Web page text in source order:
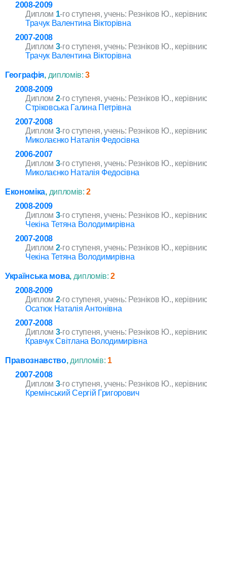
2008-2009
Диплом 1-го ступеня, учень: Резніков Ю., керівник:
Трачук Валентина Вікторівна
2007-2008
Диплом 3-го ступеня, учень: Резніков Ю., керівник:
Трачук Валентина Вікторівна
Географія, дипломів:3
2008-2009
Диплом 2-го ступеня, учень: Резніков Ю., керівник:
Стріковська Галина Петрівна
2007-2008
Диплом 3-го ступеня, учень: Резніков Ю., керівник:
Миколаєнко Наталія Федосівна
2006-2007
Диплом 3-го ступеня, учень: Резніков Ю., керівник:
Миколаєнко Наталія Федосівна
Економіка, дипломів:2
2008-2009
Диплом 3-го ступеня, учень: Резніков Ю., керівник:
Чекіна Тетяна Володимирівна
2007-2008
Диплом 2-го ступеня, учень: Резніков Ю., керівник:
Чекіна Тетяна Володимирівна
Українська мова, дипломів:2
2008-2009
Диплом 2-го ступеня, учень: Резніков Ю., керівник:
Осатюк Наталія Антонівна
2007-2008
Диплом 3-го ступеня, учень: Резніков Ю., керівник:
Кравчук Світлана Володимирівна
Правознавство, дипломів: 1
2007-2008
Диплом 3-го ступеня, учень: Резніков Ю., керівник:
Кремінський Сергій Григорович